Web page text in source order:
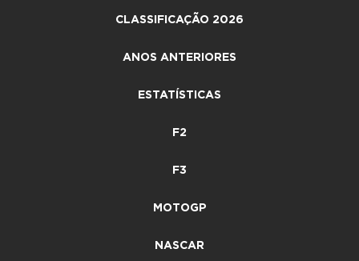
CLASSIFICAÇÃO 2026
ANOS ANTERIORES
ESTATÍSTICAS
F2
F3
MOTOGP
NASCAR